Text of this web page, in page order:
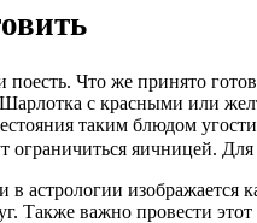
Что же принято
с красными или
таким блюдом
ограничиться яичницей.
астрологии изображается
Также важно провести